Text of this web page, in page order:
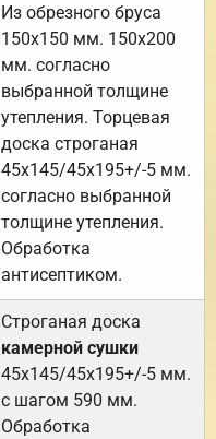
Из обрезного бруса
150х150 мм. 150х200
мм. согласно
выбранной толщине
утепления. Торцевая
доска строганая
45х145/45х195+/-5 мм.
согласно выбранной
толщине утепления.
Обработка
антисептиком.
Строганая доска
камерной сушки
45х145/45х195+/-5 мм.
с шагом 590 мм.
Обработка